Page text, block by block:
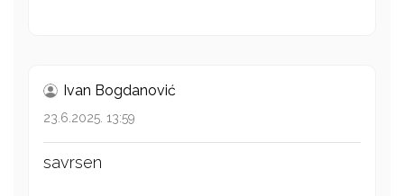
Ivan Bogdanović
23.6.2025. 13:59
savrsen